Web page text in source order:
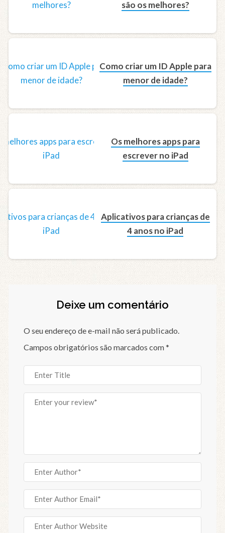
são os melhores?
Como criar um ID Apple para
menor de idade?
Os melhores apps para
escrever no iPad
Aplicativos para crianças de
4 anos no iPad
Deixe um comentário
O seu endereço de e-mail não será publicado.
Campos obrigatórios são marcados com*